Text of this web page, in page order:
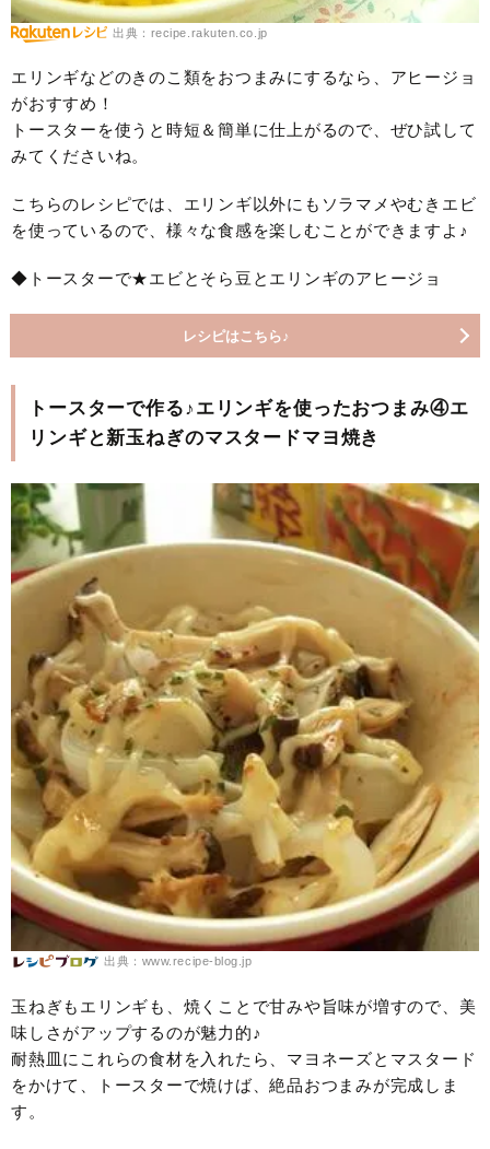
出典：recipe.rakuten.co.jp
エリンギなどのきのこ類をおつまみにするなら、アヒージョ
がおすすめ！
トースターを使うと時短＆簡単に仕上がるので、ぜひ試して
みてくださいね。
こちらのレシピでは、エリンギ以外にもソラマメやむきエビ
を使っているので、様々な食感を楽しむことができますよ♪
◆トースターで★エビとそら豆とエリンギのアヒージョ
レシピはこちら♪
トースターで作る♪エリンギを使ったおつまみ④エ
リンギと新玉ねぎのマスタードマヨ焼き
出典：www.recipe-blog.jp
玉ねぎもエリンギも、焼くことで甘みや旨味が増すので、美
味しさがアップするのが魅力的♪
耐熱皿にこれらの食材を入れたら、マヨネーズとマスタード
をかけて、トースターで焼けば、絶品おつまみが完成しま
す。